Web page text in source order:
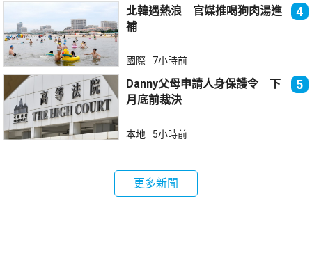
北韓遇熱浪 官媒推喝狗肉湯進
補
4
國際 7小時前
Danny父母申請人身保護令 下
月底前裁決
5
本地 5小時前
更多新聞